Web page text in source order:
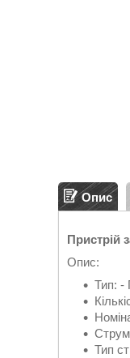
Опис
Пристрій
Опис:
Тип: -
Тип